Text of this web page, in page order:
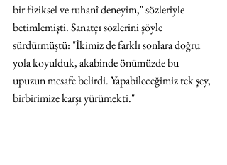
bir fiziksel ve ruhanî deneyim," sözleriyle
betimlemişti. Sanatçı sözlerini şöyle
sürdürmüştü: "İkimiz de farklı sonlara doğru
yola koyulduk, akabinde önümüzde bu
upuzun mesafe belirdi. Yapabileceğimiz tek şey,
birbirimize karşı yürümekti."